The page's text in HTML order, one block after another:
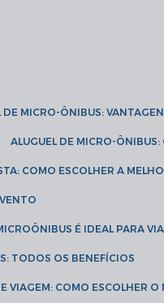
DE MICRO-ÔNIBUS:
ALUGUEL DE MICRO-
COMO ESCOLHER A
MICROÔNIBUS É IDEAL PARA
TODOS OS BENEFÍCIOS
VIAGEM: COMO ESCOLHER